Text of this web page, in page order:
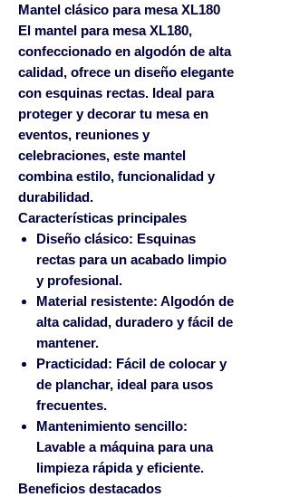
Mantel clásico para mesa XL180
El mantel para mesa XL180,
confeccionado en algodón de alta
calidad, ofrece un diseño elegante
con esquinas rectas. Ideal para
proteger y decorar tu mesa en
eventos, reuniones y
celebraciones, este mantel
combina estilo, funcionalidad y
durabilidad.
Características principales
Diseño clásico: Esquinas
rectas para un acabado limpio
y profesional.
Material resistente: Algodón de
alta calidad, duradero y fácil de
mantener.
Practicidad: Fácil de colocar y
de planchar, ideal para usos
frecuentes.
Mantenimiento sencillo:
Lavable a máquina para una
limpieza rápida y eficiente.
Beneficios destacados